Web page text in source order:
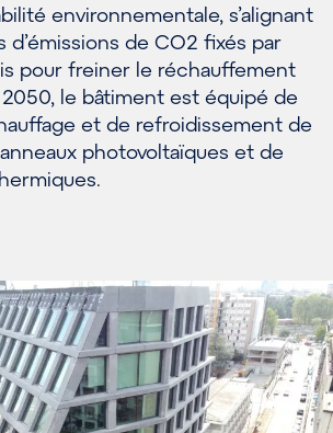
environnementale, s’alignant
de CO2 fixés par
pour freiner le réchauffement
le bâtiment est équipé de
et de refroidissement de
photovoltaïques et de